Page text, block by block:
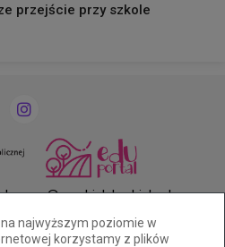
najwyższym poziomie w
korzystamy z plików
przejście przy szkole
biala.pl
43-300 Bielsko-Biała